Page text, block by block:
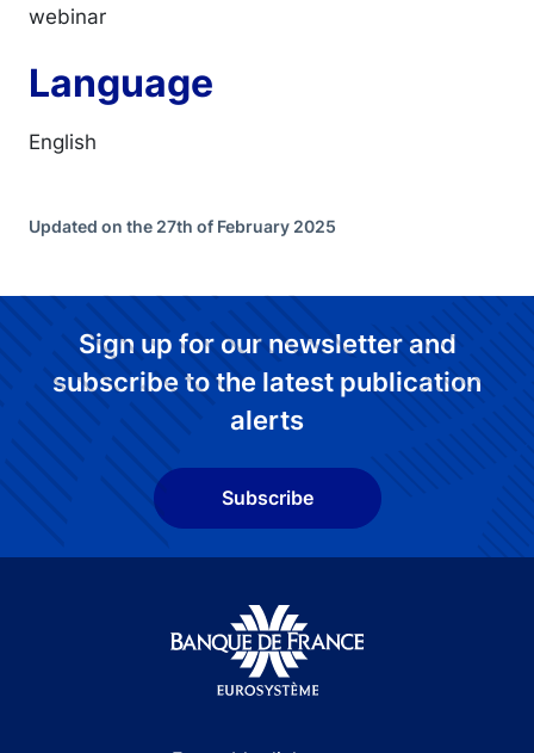
webinar
Language
English
Updated on the 27th of February 2025
Sign up for our newsletter and
subscribe to the latest publication
alerts
Subscribe